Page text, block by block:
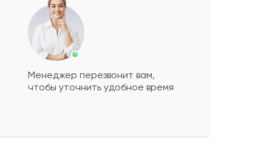
будет+?
Менеджер перезвонит вам,
чтобы уточнить удобное время